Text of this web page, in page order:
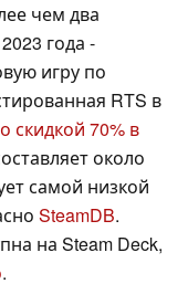
чем два
года -
игру по
RTS в
скидкой 70% в
около
самой низкой
SteamDB.
на Steam Deck,
.